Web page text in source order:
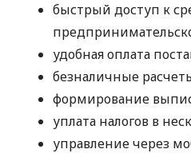
быстрый доступ к
удобная оплата
безналичные
формирование
уплата налогов в
управление через